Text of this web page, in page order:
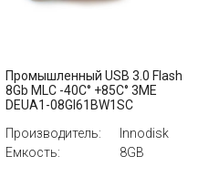
Промышленный USB 3.0 Flash
8Gb MLC -40C° +85C° 3ME
DEUA1-08GI61BW1SC
Производитель:
Innodisk
Емкость:
8GB